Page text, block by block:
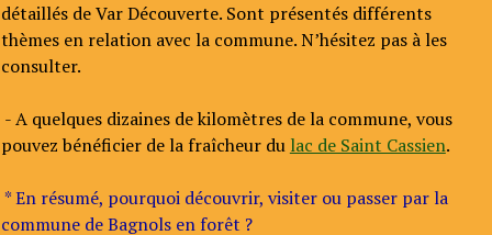
détaillés de Var Découverte. Sont présentés différents
thèmes en relation avec la commune. N’hésitez pas à les
consulter.
- A quelques dizaines de kilomètres de la commune, vous
pouvez bénéficier de la fraîcheur dulac de Saint Cassien.
* En résumé, pourquoi découvrir, visiter ou passer par la
commune de Bagnols en forêt ?